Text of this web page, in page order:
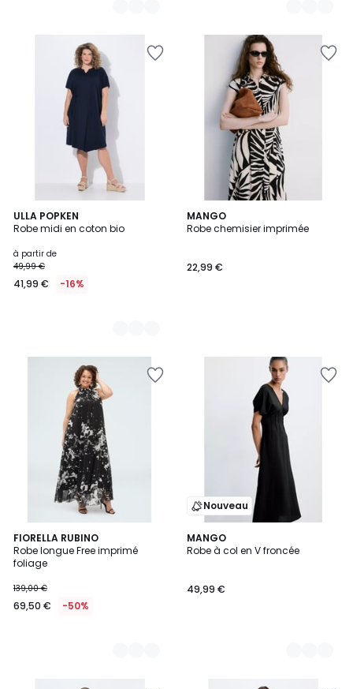
ULLA POPKEN
Robe midi en coton bio
à partir de
49,99 €
41,99 € -16%
2
Couleurs
MANGO
Robe chemisier imprimée
22,99 €
FIORELLA RUBINO
Robe longue Free imprimé
foliage
139,00 €
69,50 € -50%
2
Couleurs
Nouveau
MANGO
Robe à col en V froncée
49,99 €
3
Couleurs